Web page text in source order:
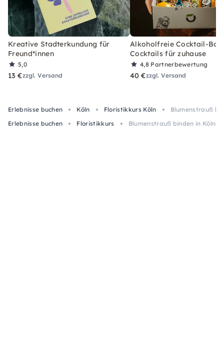
Kreative Stadterkundung für
Freund*innen
5,0
13 €zzgl. Versand
Alkoholfreie Cocktail-Box
Cocktails für zuhause
4,8 Partnerbewertung
40 €zzgl. Versand
Erlebnisse buchen Köln Floristikkurs Köln
Blumenstrauß
Erlebnisse buchen
Floristikkurs Blumenstrauß binden in Köln